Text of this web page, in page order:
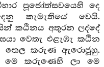
පූජෝත්සවයෙහි දෙ
කැමැතියේ වෙයි.
කඨිනය අතුරන ලද්දේ
වෙතැ එළැඹැ කඨින
තෙල කරුණ ඇරොජූහු.
මෙ කරුණෙහි ලා මෙ